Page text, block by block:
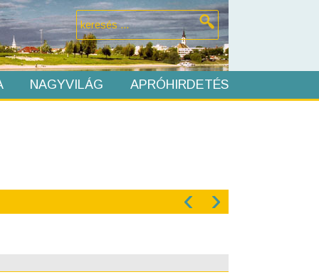
NAGYVILÁG APRÓHIRDETÉS
‹ ›